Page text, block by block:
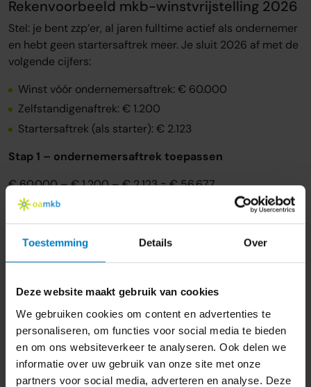
Toestemming Details Over
Deze website maakt gebruik van cookies
We gebruiken cookies om content en advertenties te
personaliseren, om functies voor social media te bieden
en om ons websiteverkeer te analyseren. Ook delen we
informatie over uw gebruik van onze site met onze
partners voor social media, adverteren en analyse. Deze
Rekenvoorbeeld mkb-winstvrijstelling 2026
Stel: je bent zzp’er, al jaren fulltime actief als ondernemer
en hebt geen startersaftrek meer. Je sluit 2026 af met de
volgende cijfers:
Winst vóór ondernemersaftrek: € 60.000
Zelfstandigenaftrek: € 1.200
Startersaftrek (als starter): € 2.123
Stap 1 – ondernemersaftrek toepassen
€ 60.000 – € 1.200 – € 2.123 = € 56.677
Stap 2 – mkb-winstvrijstelling 12,7%
12,7% van € 56.677 = € 7.197 (afronding)
Stap 3 – belastbare winst
€ 56.677 – € 7.197 = € 49.480 belastbare winst
Zonder startersaftrek zou de mkb-winstvrijstelling wat
lager uitvallen, omdat de grondslag (winst na
ondernemersaftrek) hoger is. Dit illustreert waarom
volgorde en timing van aftrekposten er toe doen.